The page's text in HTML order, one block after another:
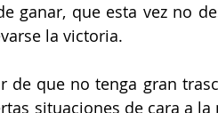
ganar, que esta vez no
la victoria.
de que no tenga gran
situaciones de cara a